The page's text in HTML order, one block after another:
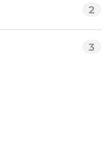
2
3